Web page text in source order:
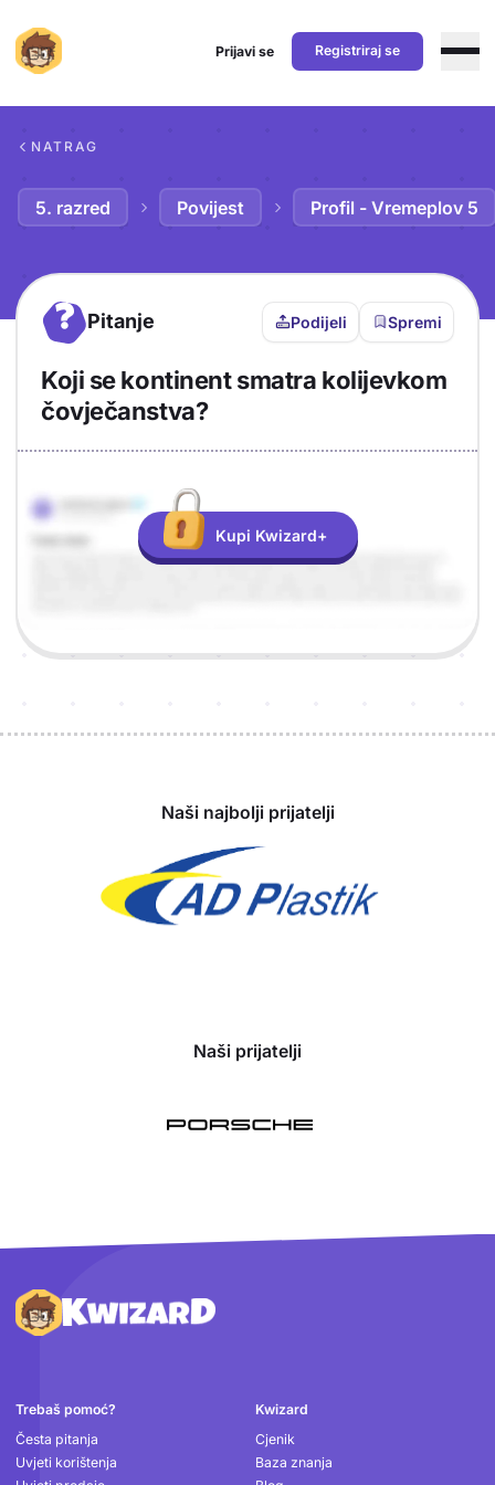
Prijavi se Registriraj se
NATRAG
5. razred Povijest Profil - Vremeplov 5
? Pitanje Podijeli Spremi
Koji se kontinent smatra kolijevkom
čovječanstva?
Odgovor
Objašnjenje
Kupi Kwizard+
Naši najbolji prijatelji
Naši prijatelji
Podnožje
Trebaš pomoć?
Česta pitanja
Uvjeti korištenja
Kwizard
Cjenik
Baza znanja